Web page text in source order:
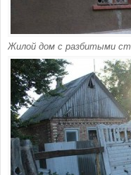
Жилой дом с разбитыми